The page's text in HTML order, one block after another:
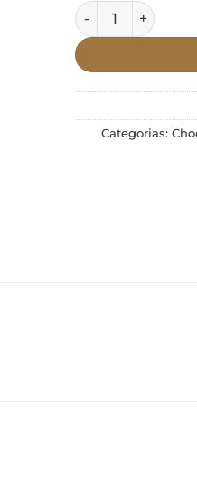
Quantidade de
Categorias: